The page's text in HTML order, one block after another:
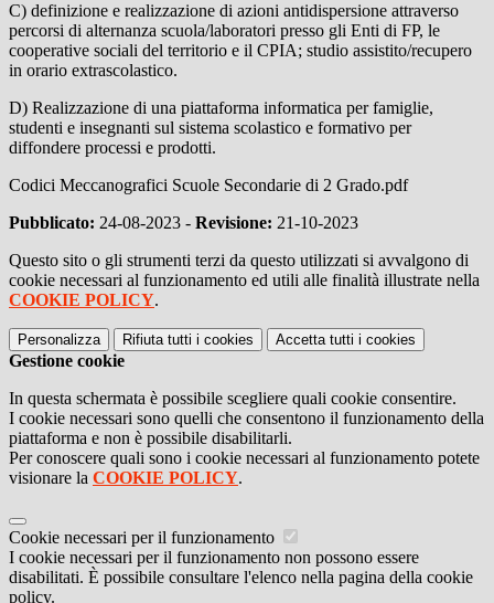
C) definizione e realizzazione di azioni antidispersione attraverso
percorsi di alternanza scuola/laboratori presso gli Enti di FP, le
cooperative sociali del territorio e il CPIA; studio assistito/recupero
in orario extrascolastico.
D) Realizzazione di una piattaforma informatica per famiglie,
studenti e insegnanti sul sistema scolastico e formativo per
diffondere processi e prodotti.
Codici Meccanografici Scuole Secondarie di 2 Grado.pdf
Pubblicato: 24-08-2023 - Revisione: 21-10-2023
Questo sito o gli strumenti terzi da questo utilizzati si avvalgono di
cookie necessari al funzionamento ed utili alle finalità illustrate nella
COOKIE POLICY.
Personalizza Rifiuta tutti i cookies Accetta tutti i cookies
Gestione cookie
In questa schermata è possibile scegliere quali cookie consentire.
I cookie necessari sono quelli che consentono il funzionamento della
piattaforma e non è possibile disabilitarli.
Per conoscere quali sono i cookie necessari al funzionamento potete
visionare la COOKIE POLICY.
Cookie necessari per il funzionamento
I cookie necessari per il funzionamento non possono essere
disabilitati. È possibile consultare l'elenco nella pagina della cookie
policy.